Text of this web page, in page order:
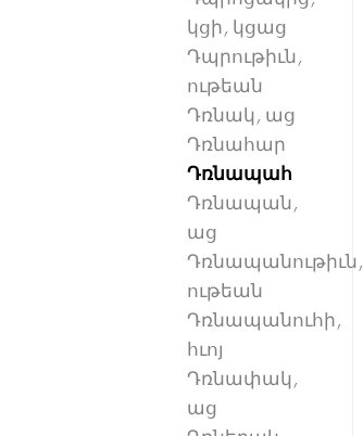
կցի, կցաց
Դպրութիւն,
ութեան
Դռնակ, աց
Դռնահար
Դռնապահ
Դռնապան,
աց
Դռնապանութիւն,
ութեան
Դռնապանուհի,
հւոյ
Դռնափակ,
աց